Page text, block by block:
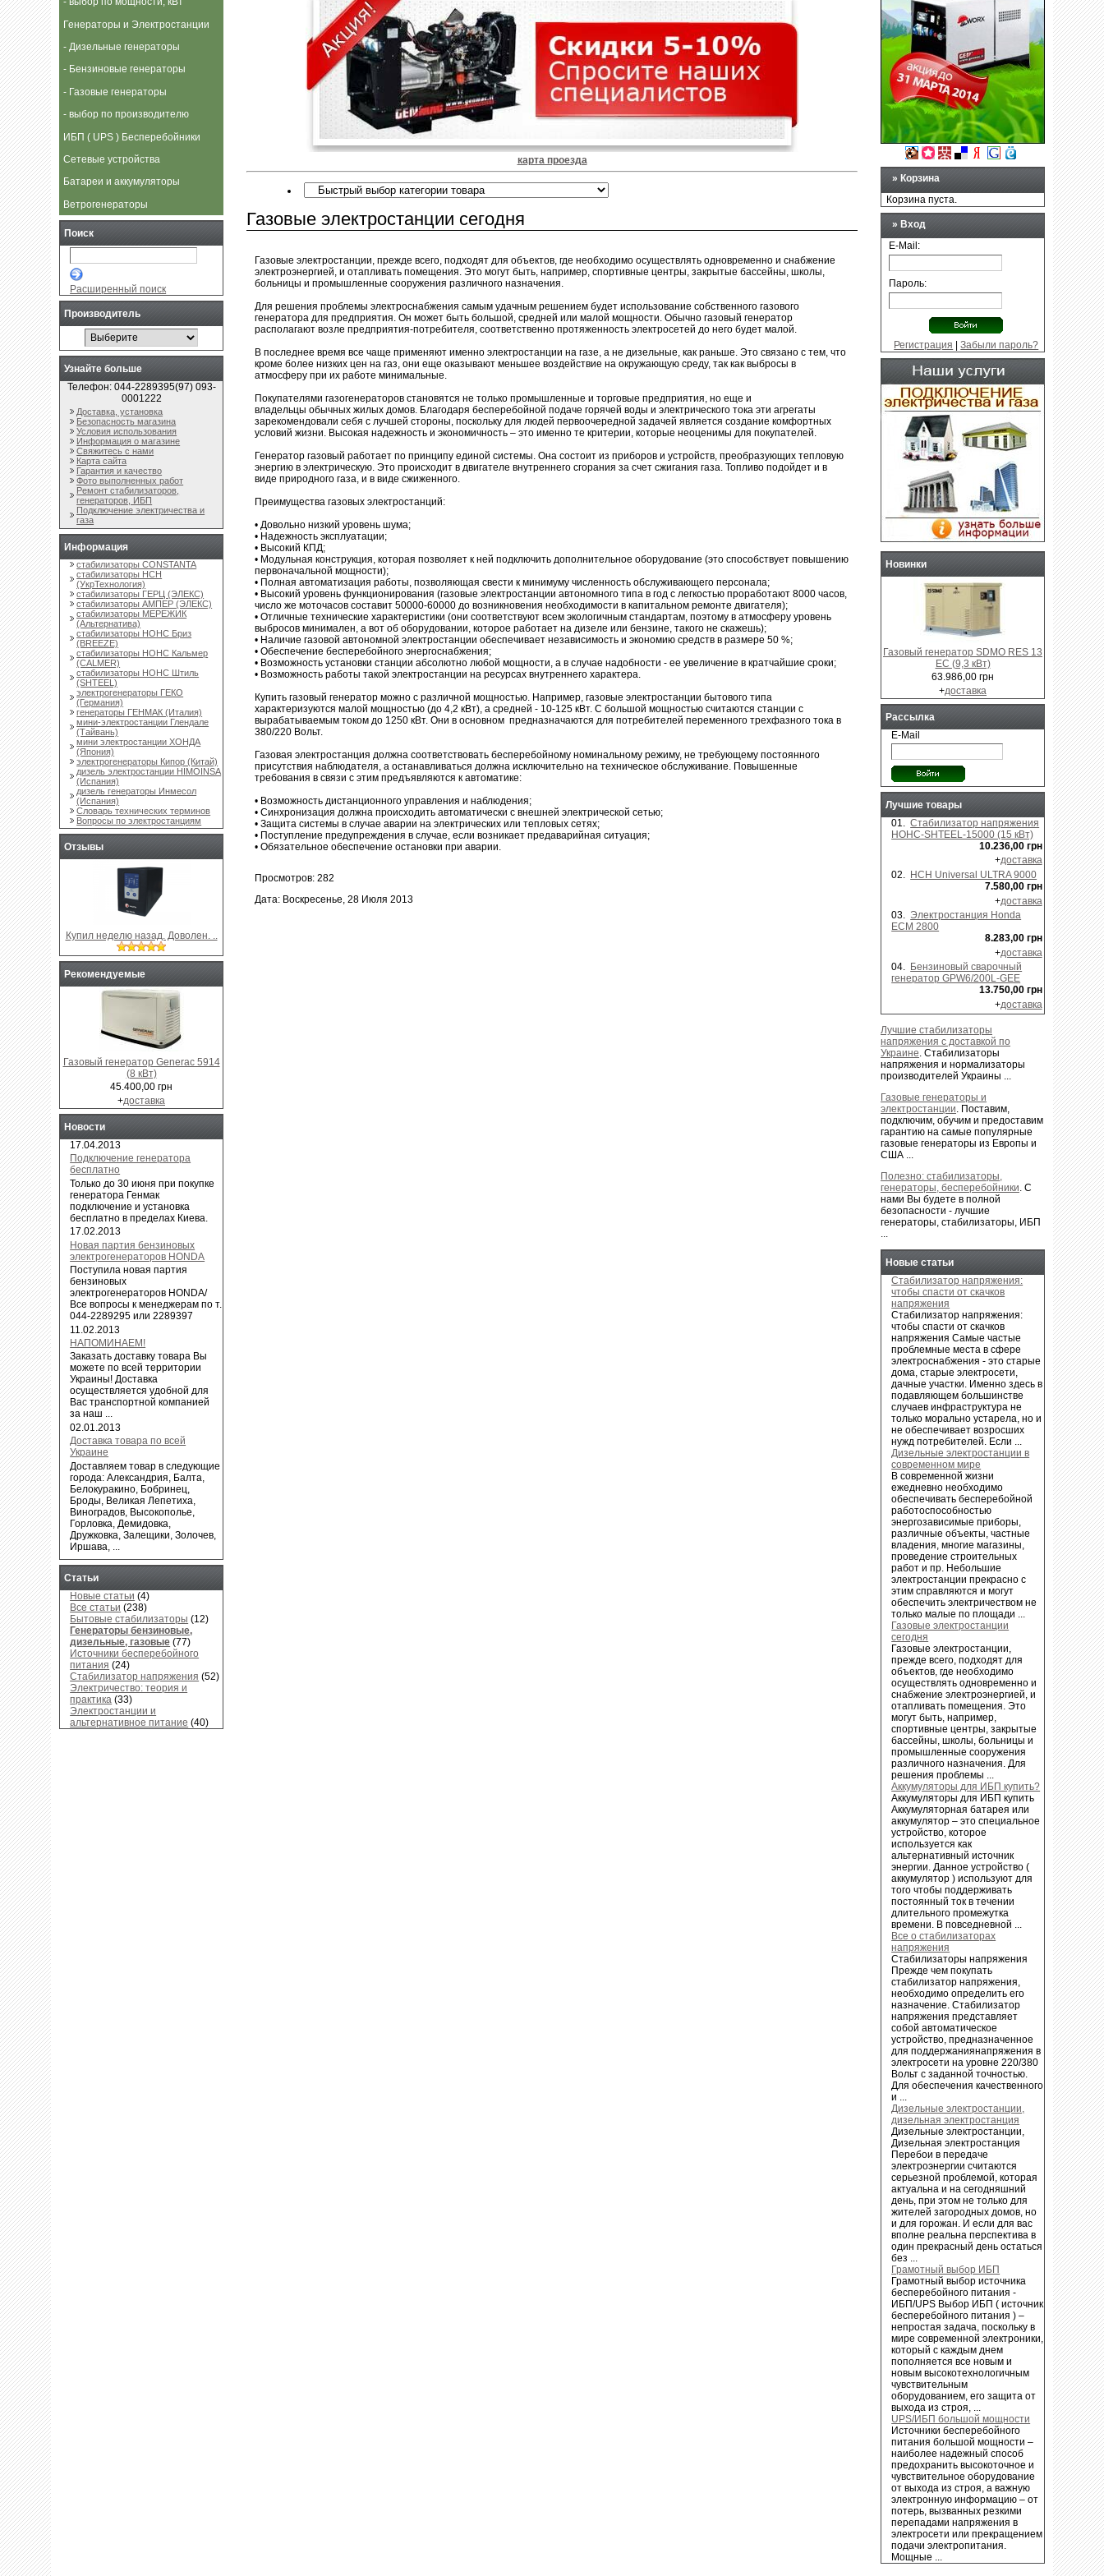
Generac in USA
газовые генераторы
- однофазные,
трёхфазные, с автоматикой, ...
Бесперебойники
источники бесперебойного
питания для компьютера,
телевизора, холодильника, ..
карта проезда
Газовые электростанции сегодня
Газовые электростанции, прежде всего, подходят для объектов, где необходимо осуществлять одновременно и снабжение
электроэнергией, и отапливать помещения. Это могут быть, например, спортивные центры, закрытые бассейны, школы,
больницы и промышленные сооружения различного назначения.
Для решения проблемы электроснабжения самым удачным решением будет использование собственного газового
генератора для предприятия. Он может быть большой, средней или малой мощности. Обычно газовый генератор
располагают возле предприятия-потребителя, соответственно протяженность электросетей до него будет малой.
В последнее время все чаще применяют именно электростанции на газе, а не дизельные, как раньше. Это связано с тем, что
кроме более низких цен на газ, они еще оказывают меньшее воздействие на окружающую среду, так как выбросы в
атмосферу при их работе минимальные.
Покупателями газогенераторов становятся не только промышленные и торговые предприятия, но еще и
владельцы обычных жилых домов. Благодаря бесперебойной подаче горячей воды и электрического тока эти агрегаты
зарекомендовали себя с лучшей стороны, поскольку для людей первоочередной задачей является создание комфортных
условий жизни. Высокая надежность и экономичность – это именно те критерии, которые неоценимы для покупателей.
Генератор газовый работает по принципу единой системы. Она состоит из приборов и устройств, преобразующих тепловую
энергию в электрическую. Это происходит в двигателе внутреннего сгорания за счет сжигания газа. Топливо подойдет и в
виде природного газа, и в виде сжиженного.
Преимущества газовых электростанций:
• Довольно низкий уровень шума;
• Надежность эксплуатации;
• Высокий КПД;
• Модульная конструкция, которая позволяет к ней подключить дополнительное оборудование (это способствует повышению
первоначальной мощности);
• Полная автоматизация работы, позволяющая свести к минимуму численность обслуживающего персонала;
• Высокий уровень функционирования (газовые электростанции автономного типа в год с легкостью проработают 8000 часов,
число же моточасов составит 50000-60000 до возникновения необходимости в капитальном ремонте двигателя);
• Отличные технические характеристики (они соответствуют всем экологичным стандартам, поэтому в атмосферу уровень
выбросов минимален, а вот об оборудовании, которое работает на дизеле или бензине, такого не скажешь);
• Наличие газовой автономной электростанции обеспечивает независимость и экономию средств в размере 50 %;
• Обеспечение бесперебойного энергоснабжения;
• Возможность установки станции абсолютно любой мощности, а в случае надобности - ее увеличение в кратчайшие сроки;
• Возможность работы такой электростанции на ресурсах внутреннего характера.
Купить газовый генератор можно с различной мощностью. Например, газовые электростанции бытового типа
характеризуются малой мощностью (до 4,2 кВт), а средней - 10-125 кВт. С большой мощностью считаются станции с
вырабатываемым током до 1250 кВт. Они в основном предназначаются для потребителей переменного трехфазного тока в
380/220 Вольт.
Газовая электростанция должна соответствовать бесперебойному номинальному режиму, не требующему постоянного
присутствия наблюдателя, а останавливаться должна исключительно на техническое обслуживание. Повышенные
требования в связи с этим предъявляются к автоматике:
• Возможность дистанционного управления и наблюдения;
• Синхронизация должна происходить автоматически с внешней электрической сетью;
• Защита системы в случае аварии на электрических или тепловых сетях;
• Поступление предупреждения в случае, если возникает предаварийная ситуация;
• Обязательное обеспечение остановки при аварии.
Просмотров: 282
Дата: Воскресенье, 28 Июля 2013
Генераторы и Электростанции
- Дизельные генераторы
- Бензиновые генераторы
- Газовые генераторы
- выбор по производителю
ИБП ( UPS ) Бесперебойники
Сетевые устройства
Батареи и аккумуляторы
Ветрогенераторы
Поиск
Расширенный поиск
Производитель
Узнайте больше
Телефон: 044-2289395(97) 093-
0001222
Доставка, установка
Безопасность магазина
Условия использования
Информация о магазине
Свяжитесь с нами
Карта сайта
Гарантия и качество
Фото выполненных работ
Ремонт стабилизаторов,
генераторов, ИБП
Подключение электричества и
газа
Информация
стабилизаторы CONSTANTA
стабилизаторы НСН
(УкрТехнология)
стабилизаторы ГЕРЦ (ЭЛЕКС)
стабилизаторы АМПЕР (ЭЛЕКС)
стабилизаторы МЕРЕЖИК
(Альтернатива)
стабилизаторы НОНС Бриз
(BREEZE)
стабилизаторы НОНС Кальмер
(CALMER)
стабилизаторы НОНС Штиль
(SHTEEL)
электрогенераторы ГЕКО
(Германия)
генераторы ГЕНМАК (Италия)
мини-электростанции Глендале
(Тайвань)
мини электростанции ХОНДА
(Япония)
электрогенераторы Кипор (Китай)
дизель электростанции HIMOINSA
(Испания)
дизель генераторы Инмесол
(Испания)
Словарь технических терминов
Вопросы по электростанциям
Отзывы
Купил неделю назад. Доволен. ..
Рекомендуемые
Газовый генератор Generac 5914
(8 кВт)
45.400,00 грн
+доставка
Новости
17.04.2013
Подключение генератора
бесплатно
Только до 30 июня при покупке
генератора Генмак
подключение и установка
бесплатно в пределах Киева.
17.02.2013
Новая партия бензиновых
электрогенераторов HONDA
Поступила новая партия
бензиновых
электрогенераторов HONDA/
Все вопросы к менеджерам по т.
044-2289295 или 2289397
11.02.2013
НАПОМИНАЕМ!
Заказать доставку товара Вы
можете по всей территории
Украины! Доставка
осуществляется удобной для
Вас транспортной компанией
за наш ...
02.01.2013
Доставка товара по всей
Украине
Доставляем товар в следующие
города: Александрия, Балта,
Белокуракино, Бобринец,
Броды, Великая Лепетиха,
Виноградов, Высокополье,
Горловка, Демидовка,
Дружковка, Залещики, Золочев,
Иршава, ...
Статьи
Новые статьи (4)
Все статьи (238)
Бытовые стабилизаторы (12)
Генераторы бензиновые,
дизельные, газовые (77)
Источники бесперебойного
питания (24)
Стабилизатор напряжения (52)
Электричество: теория и
практика (33)
Электростанции и
альтернативное питание (40)
» Корзина
Корзина пуста.
» Вход
E-Mail:
Пароль:
Регистрация |Забыли пароль?
Новинки
Газовый генератор SDMO RES 13
EC (9,3 кВт)
63.986,00 грн
+доставка
Рассылка
E-Mail
Лучшие товары
01.Стабилизатор напряжения
НОНС-SHTEEL-15000 (15 кВт)
10.236,00 грн
+доставка
02. НСН Universal ULTRA 9000
7.580,00 грн
+доставка
03. Электростанция Honda
ECM 2800
8.283,00 грн
+доставка
04. Бензиновый сварочный
генератор GPW6/200L-GEE
13.750,00 грн
+доставка
Лучшие стабилизаторы
напряжения с доставкой по
Украине. Стабилизаторы
напряжения и нормализаторы
производителей Украины ...
Газовые генераторы и
электростанции. Поставим,
подключим, обучим и предоставим
гарантию на самые популярные
газовые генераторы из Европы и
США ...
Полезно: стабилизаторы,
генераторы, бесперебойники. С
нами Вы будете в полной
безопасности - лучшие
генераторы, стабилизаторы, ИБП
...
Новые статьи
Стабилизатор напряжения:
чтобы спасти от скачков
напряжения
Стабилизатор напряжения:
чтобы спасти от скачков
напряжения Самые частые
проблемные места в сфере
электроснабжения - это старые
дома, старые электросети,
дачные участки. Именно здесь в
подавляющем большинстве
случаев инфраструктура не
только морально устарела, но и
не обеспечивает возросших
нужд потребителей. Если ...
Дизельные электростанции в
современном мире
В современной жизни
ежедневно необходимо
обеспечивать бесперебойной
работоспособностью
энергозависимые приборы,
различные объекты, частные
владения, многие магазины,
проведение строительных
работ и пр. Небольшие
электростанции прекрасно с
этим справляются и могут
обеспечить электричеством не
только малые по площади ...
Газовые электростанции
сегодня
Газовые электростанции,
прежде всего, подходят для
объектов, где необходимо
осуществлять одновременно и
снабжение электроэнергией, и
отапливать помещения. Это
могут быть, например,
спортивные центры, закрытые
бассейны, школы, больницы и
промышленные сооружения
различного назначения. Для
решения проблемы ...
Аккумуляторы для ИБП купить?
Аккумуляторы для ИБП купить
Аккумуляторная батарея или
аккумулятор – это специальное
устройство, которое
используется как
альтернативный источник
энергии. Данное устройство (
аккумулятор ) используют для
того чтобы поддерживать
постоянный ток в течении
длительного промежутка
времени. В повседневной ...
Все о стабилизаторах
напряжения
Стабилизаторы напряжения
Прежде чем покупать
стабилизатор напряжения,
необходимо определить его
назначение. Стабилизатор
напряжения представляет
собой автоматическое
устройство, предназначенное
для поддержаниянапряжения в
электросети на уровне 220/380
Вольт с заданной точностью.
Для обеспечения качественного
и ...
Дизельные электростанции,
дизельная электростанция
Дизельные электростанции,
Дизельная электростанция
Перебои в передаче
электроэнергии считаются
серьезной проблемой, которая
актуальна и на сегодняшний
день, при этом не только для
жителей загородных домов, но
и для горожан. И если для вас
вполне реальна перспектива в
один прекрасный день остаться
без ...
Грамотный выбор ИБП
Грамотный выбор источника
бесперебойного питания -
ИБП/UPS Выбор ИБП ( источник
бесперебойного питания ) –
непростая задача, поскольку в
мире современной электроники,
который с каждым днем
пополняется все новым и
новым высокотехнологичным
чувствительным
оборудованием, его защита от
выхода из строя, ...
UPS/ИБП большой мощности
Источники бесперебойного
питания большой мощности –
наиболее надежный способ
предохранить высокоточное и
чувствительное оборудование
от выхода из строя, а важную
электронную информацию – от
потерь, вызванных резкими
перепадами напряжения в
электросети или прекращением
подачи электропитания.
Мощные ...